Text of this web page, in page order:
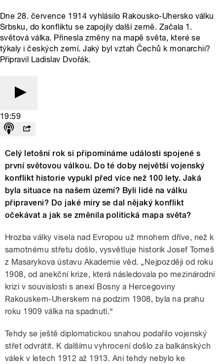
Dne 28. července 1914 vyhlásilo Rakousko-Uhersko válku
Srbsku, do konfliktu se zapojily další země. Začala 1.
světová válka. Přinesla změny na mapě světa, které se
týkaly i českých zemí. Jaký byl vztah Čechů k monarchii?
Připravil Ladislav Dvořák.
19:59
Celý letošní rok si připomínáme události spojené s
první světovou válkou. Do té doby největší vojenský
konflikt historie vypukl před více než 100 lety. Jaká
byla situace na našem území? Byli lidé na válku
připraveni? Do jaké míry se dal nějaký konflikt
očekávat a jak se změnila politická mapa světa?
Hrozba války visela nad Evropou už mnohem dříve, než k
samotnému střetu došlo, vysvětluje historik Josef Tomeš
z Masarykova ústavu Akademie věd. „Nejpozději od roku
1908, od anekční krize, která následovala po mezinárodní
krizi v souvislosti s anexí Bosny a Hercegoviny
Rakouskem-Uherskem na podzim 1908, byla na prahu
roku 1909 válka na spadnutí.“
Tehdy se ještě diplomatickou snahou podařilo vojenský
střet odvrátit. K dalšímu vyhrocení došlo za balkánských
válek v letech 1912 až 1913. Ani tehdy nebylo ke